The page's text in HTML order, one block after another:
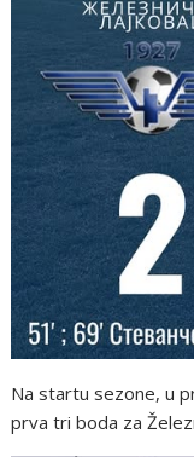
Na startu sezone, u
prva tri boda za